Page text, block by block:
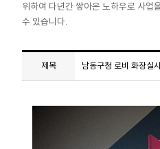
위하여 다년간 쌓아온 노하우로 사업
수 있습니다.
제목 남동구청 로비 화장실